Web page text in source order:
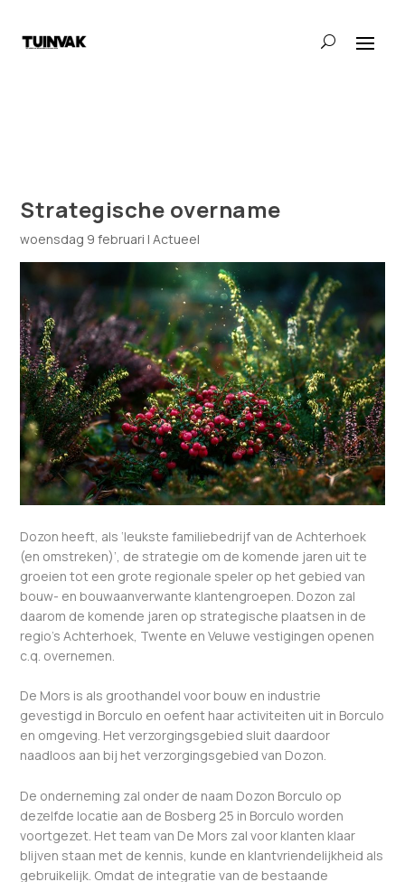
Strategische overname
woensdag 9 februari |Actueel
Dozon heeft, als ‘leukste familiebedrijf van de Achterhoek
(en omstreken)’, de strategie om de komende jaren uit te
groeien tot een grote regionale speler op het gebied van
bouw- en bouwaanverwante klantengroepen. Dozon zal
daarom de komende jaren op strategische plaatsen in de
regio’s Achterhoek, Twente en Veluwe vestigingen openen
c.q. overnemen.
De Mors is als groothandel voor bouw en industrie
gevestigd in Borculo en oefent haar activiteiten uit in Borculo
en omgeving. Het verzorgingsgebied sluit daardoor
naadloos aan bij het verzorgingsgebied van Dozon.
De onderneming zal onder de naam Dozon Borculo op
dezelfde locatie aan de Bosberg 25 in Borculo worden
voortgezet. Het team van De Mors zal voor klanten klaar
blijven staan met de kennis, kunde en klantvriendelijkheid als
gebruikelijk. Omdat de integratie van de bestaande